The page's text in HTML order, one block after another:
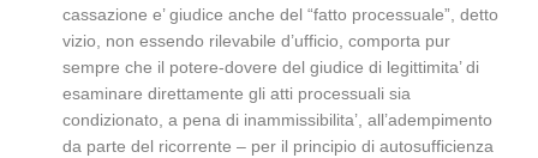
cassazione e’ giudice anche del “fatto processuale”, detto
vizio, non essendo rilevabile d’ufficio, comporta pur
sempre che il potere-dovere del giudice di legittimita’ di
esaminare direttamente gli atti processuali sia
condizionato, a pena di inammissibilita’, all’adempimento
da parte del ricorrente – per il principio di autosufficienza